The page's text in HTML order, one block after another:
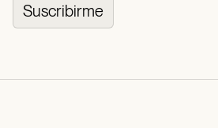
Suscribirme